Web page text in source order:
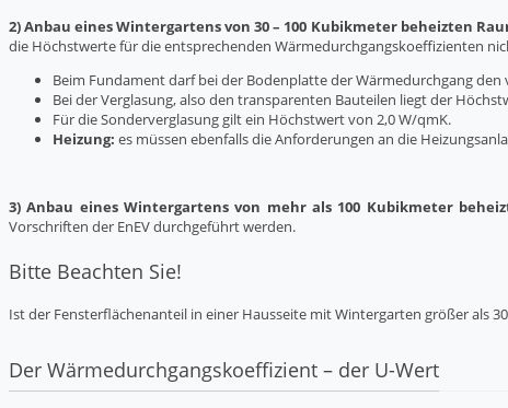
2) Anbau eines Wintergartens von 30 – 100 Kubikmeter beheizten
die Höchstwerte für die entsprechenden Wärmedurchgangskoeffizienten
Beim Fundament darf bei der Bodenplatte der Wärmedurchgang
Bei der Verglasung, also den transparenten Bauteilen liegt der
Für die Sonderverglasung gilt ein Höchstwert von 2,0 W/qmK.
Heizung: es müssen ebenfalls die Anforderungen an die
3) Anbau eines Wintergartens von mehr als 100 Kubikmeter
Vorschriften der EnEV durchgeführt werden.
Bitte Beachten Sie!
Ist der Fensterflächenanteil in einer Hausseite mit Wintergarten größer als
Der Wärmedurchgangskoeffizient – der U-Wert